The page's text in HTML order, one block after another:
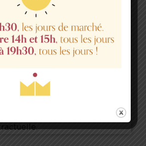
ullamcorper erat commodo.
amet ipsum vitae mauris mattis
nec neque. Aenean quis
ac interdum elit
réservations :